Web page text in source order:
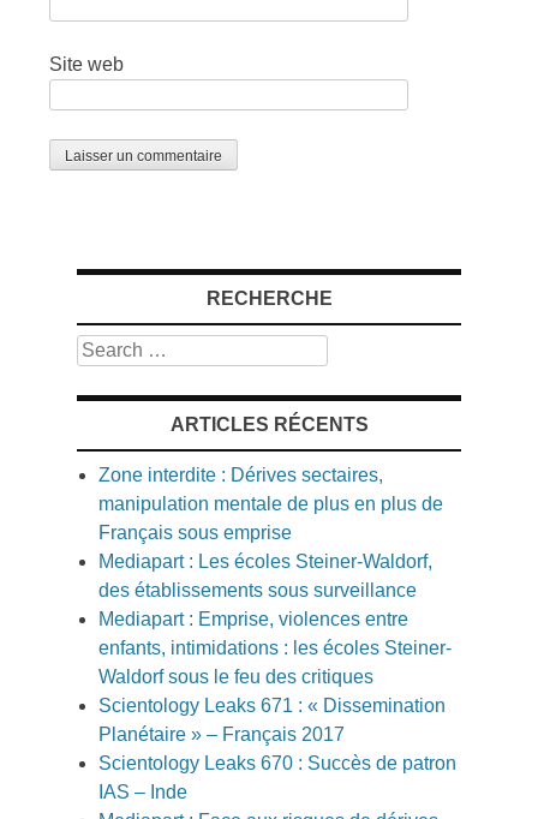
Site web
RECHERCHE
Search
ARTICLES RÉCENTS
Zone interdite : Dérives sectaires,
manipulation mentale de plus en plus de
Français sous emprise
Mediapart : Les écoles Steiner-Waldorf,
des établissements sous surveillance
Mediapart : Emprise, violences entre
enfants, intimidations : les écoles Steiner-
Waldorf sous le feu des critiques
Scientology Leaks 671 : « Dissemination
Planétaire » – Français 2017
Scientology Leaks 670 : Succès de patron
IAS – Inde